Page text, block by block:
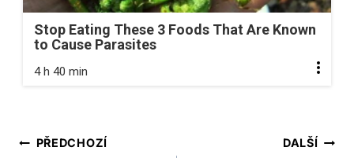
Stop Eating These 3 Foods That Are Known
to Cause Parasites
4 h 40 min
Navigace
PŘEDCHOZÍ DALŠÍ